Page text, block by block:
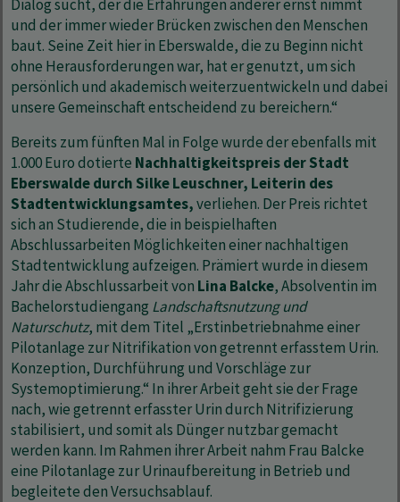
Dialog sucht, der die Erfahrungen anderer ernst nimmt
und der immer wieder Brücken zwischen den Menschen
baut. Seine Zeit hier in Eberswalde, die zu Beginn nicht
ohne Herausforderungen war, hat er genutzt, um sich
persönlich und akademisch weiterzuentwickeln und dabei
unsere Gemeinschaft entscheidend zu bereichern.“
Bereits zum fünften Mal in Folge wurde der ebenfalls mit
1.000 Euro dotierte Nachhaltigkeitspreis der Stadt
Eberswalde durch Silke Leuschner, Leiterin des
Stadtentwicklungsamtes,verliehen. Der Preis richtet
sich an Studierende, die in beispielhaften
Abschlussarbeiten Möglichkeiten einer nachhaltigen
Stadtentwicklung aufzeigen. Prämiert wurde in diesem
Jahr die Abschlussarbeit von Lina Balcke, Absolventin im
Bachelorstudiengang Landschaftsnutzung und
Naturschutz, mit dem Titel „Erstinbetriebnahme einer
Pilotanlage zur Nitrifikation von getrennt erfasstem Urin.
Konzeption, Durchführung und Vorschläge zur
Systemoptimierung.“ In ihrer Arbeit geht sie der Frage
nach, wie getrennt erfasster Urin durch Nitrifizierung
stabilisiert, und somit als Dünger nutzbar gemacht
werden kann. Im Rahmen ihrer Arbeit nahm Frau Balcke
eine Pilotanlage zur Urinaufbereitung in Betrieb und
begleitete den Versuchsablauf.